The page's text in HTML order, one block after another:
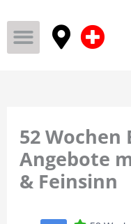
52 Wochen
Angebote
& Feinsinn